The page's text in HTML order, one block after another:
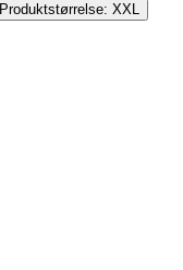
Produktstørrelse: XXL